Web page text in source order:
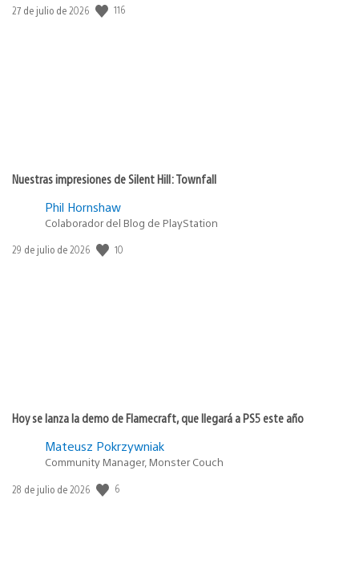
Fecha
27 de julio de 2026 116
Nuestras impresiones de Silent Hill: Townfall
Phil Hornshaw
Colaborador del Blog de PlayStation
Fecha
29 de julio de 2026 10
Hoy se lanza la demo de Flamecraft, que llegará a PS5 este año
Mateusz Pokrzywniak
Community Manager, Monster Couch
Fecha
28 de julio de 2026 6